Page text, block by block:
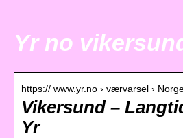
Yr no
https:// www.yr.no › værvarsel ›
Vikersund –
Yr